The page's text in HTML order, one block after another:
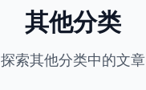
其他分类
探索其他分类中的文章